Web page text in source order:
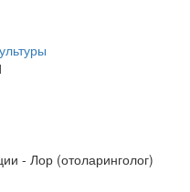
- Лор (отоларинголог)